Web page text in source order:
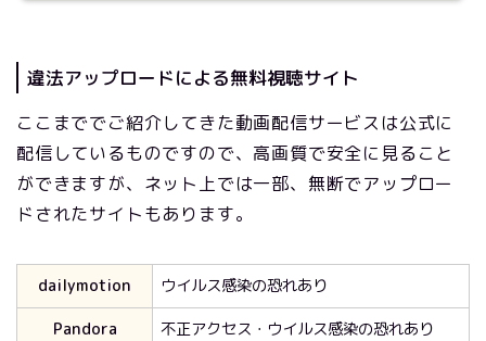
違法アップロードによる無料視聴サイト
ここまででご紹介してきた動画配信サービスは公式に
配信しているものですので、高画質で安全に見ること
ができますが、ネット上では一部、無断でアップロー
ドされたサイトもあります。
dailymotion
ウイルス感染の恐れあり
Pandora
不正アクセス・ウイルス感染の恐れあり